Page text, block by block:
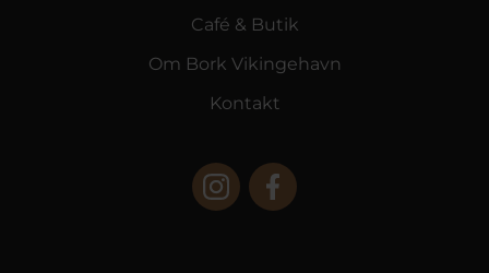
Café & Butik
Om Bork Vikingehavn
Kontakt